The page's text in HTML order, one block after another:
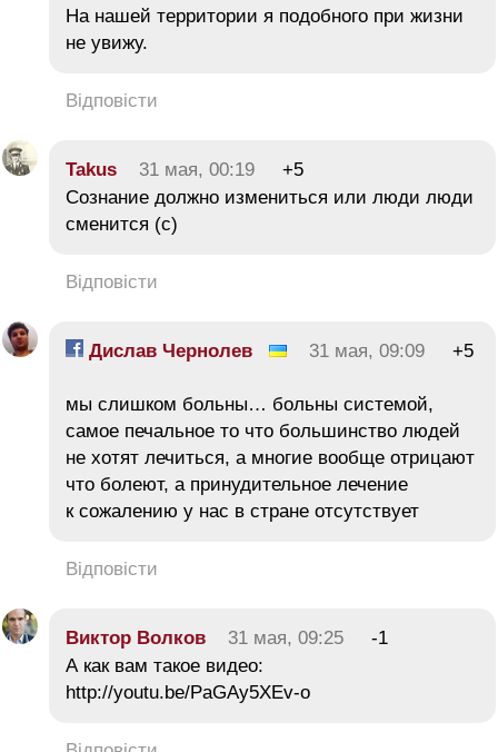
На нашей территории я подобного при жизни
не увижу.
Відповісти
Takus 31 мая, 00:19
+5
Сознание должно измениться или люди люди
сменится (с)
Відповісти
Дислав Чернолев 31 мая, 09:09 +5
мы слишком больны… больны системой,
самое печальное то что большинство людей
не хотят лечиться, а многие вообще отрицают
что болеют, а принудительное лечение
к сожалению у нас в стране отсутствует
Відповісти
Виктор Волков 31 мая, 09:25
-1
А как вам такое видео:
http://youtu.be/PaGAy5XEv-o